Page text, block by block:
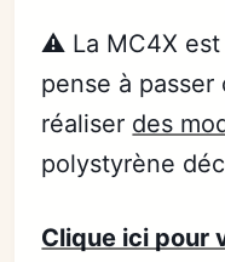
⚠️ La MC4X est
pense à passer
réaliser des
polystyrène
Clique ici pour